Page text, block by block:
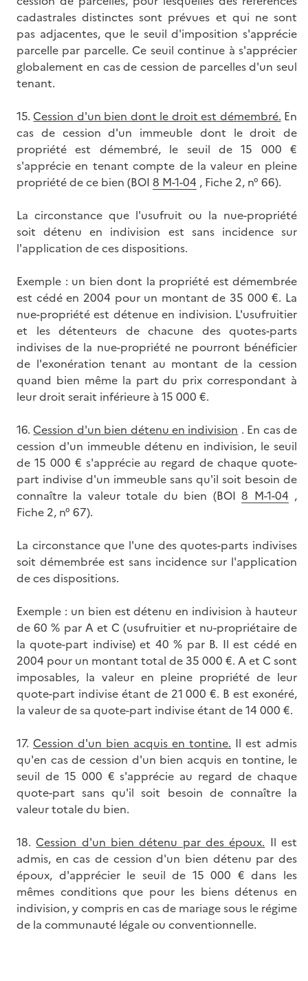
cadastrales distinctes sont prévues et qui ne sont
pas adjacentes, que le seuil d'imposition s'apprécie
parcelle par parcelle. Ce seuil continue à s'apprécier
globalement en cas de cession de parcelles d'un seul
tenant.
15. Cession d'un bien dont le droit est démembré. En
cas de cession d'un immeuble dont le droit de
propriété est démembré, le seuil de 15 000 €
s'apprécie en tenant compte de la valeur en pleine
propriété de ce bien (BOI 8 M-1-04 , Fiche 2, n° 66).
La circonstance que l'usufruit ou la nue-propriété
soit détenu en indivision est sans incidence sur
l'application de ces dispositions.
Exemple : un bien dont la propriété est démembrée
est cédé en 2004 pour un montant de 35 000 €. La
nue-propriété est détenue en indivision. L'usufruitier
et les détenteurs de chacune des quotes-parts
indivises de la nue-propriété ne pourront bénéficier
de l'exonération tenant au montant de la cession
quand bien même la part du prix correspondant à
leur droit serait inférieure à 15 000 €.
16. Cession d'un bien détenu en indivision . En cas de
cession d'un immeuble détenu en indivision, le seuil
de 15 000 € s'apprécie au regard de chaque quote-
part indivise d'un immeuble sans qu'il soit besoin de
connaître la valeur totale du bien (BOI8 M-1-04 ,
Fiche 2, n° 67).
La circonstance que l'une des quotes-parts indivises
soit démembrée est sans incidence sur l'application
de ces dispositions.
Exemple : un bien est détenu en indivision à hauteur
de 60 % par A et C (usufruitier et nu-propriétaire de
la quote-part indivise) et 40 % par B. Il est cédé en
2004 pour un montant total de 35 000 €. A et C sont
imposables, la valeur en pleine propriété de leur
quote-part indivise étant de 21 000 €. B est exonéré,
la valeur de sa quote-part indivise étant de 14 000 €.
17. Cession d'un bien acquis en tontine. Il est admis
qu'en cas de cession d'un bien acquis en tontine, le
seuil de 15 000 € s'apprécie au regard de chaque
quote-part sans qu'il soit besoin de connaître la
valeur totale du bien.
18. Cession d'un bien détenu par des époux. Il est
admis, en cas de cession d'un bien détenu par des
époux, d'apprécier le seuil de 15 000 € dans les
mêmes conditions que pour les biens détenus en
indivision, y compris en cas de mariage sous le régime
de la communauté légale ou conventionnelle.